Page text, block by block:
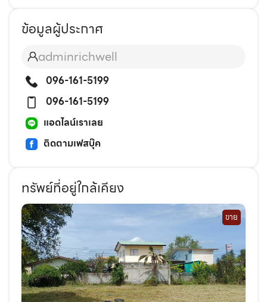
ข้อมูลผู้ประกาศ
adminrichwell
096-161-5199
096-161-5199
แอดไลน์เราเลย
ติดตามเฟสบุ๊ค
ทรัพย์ที่อยู่ใกล้เคียง
ขาย